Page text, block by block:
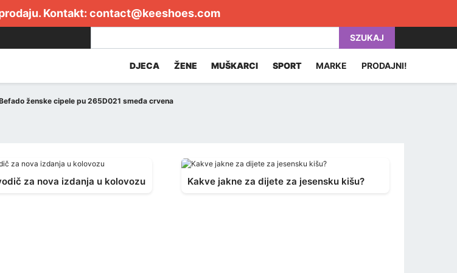
Kontakt: contact@keeshoes.com
SZUKAJ
DJECA ŽENE MUŠKARCI SPORT MARKE PRODAJNI!
ženske cipele pu 265D021 smeđa crvena
za nova izdanja u kolovozu Kakve jakne za dijete za jesensku kišu?